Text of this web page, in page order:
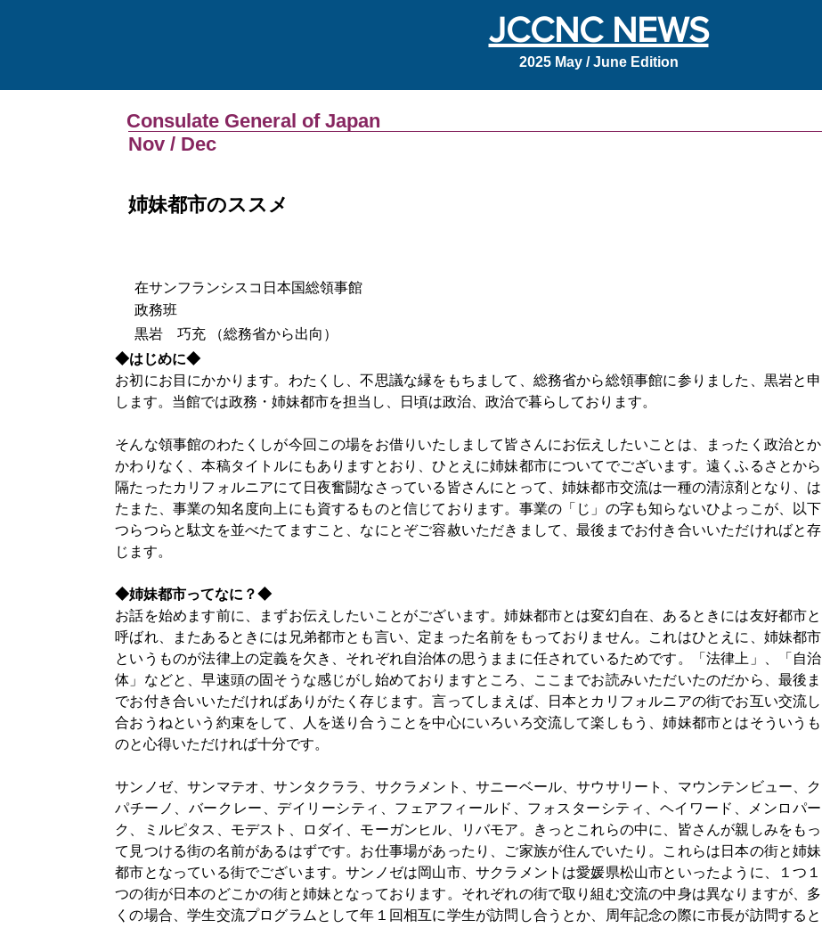
JCCNC NEWS
2025 May / June Edition
Consulate General of Japan
Nov / Dec
姉妹都市のススメ
在サンフランシスコ日本国総領事館
政務班
黒岩 巧充 （総務省から出向）
◆はじめに◆
お初にお目にかかります。わたくし、不思議な縁をもちまして、総務省から総領事館に参りました、黒岩と申
します。当館では政務・姉妹都市を担当し、日頃は政治、政治で暮らしております。
そんな領事館のわたくしが今回この場をお借りいたしまして皆さんにお伝えしたいことは、まったく政治とか
かわりなく、本稿タイトルにもありますとおり、ひとえに姉妹都市についてでございます。遠くふるさとから
隔たったカリフォルニアにて日夜奮闘なさっている皆さんにとって、姉妹都市交流は一種の清涼剤となり、は
たまた、事業の知名度向上にも資するものと信じております。事業の「じ」の字も知らないひよっこが、以下
つらつらと駄文を並べたてますこと、なにとぞご容赦いただきまして、最後までお付き合いいただければと存
じます。
◆姉妹都市ってなに？◆
お話を始めます前に、まずお伝えしたいことがございます。姉妹都市とは変幻自在、あるときには友好都市と
呼ばれ、またあるときには兄弟都市とも言い、定まった名前をもっておりません。これはひとえに、姉妹都市
というものが法律上の定義を欠き、それぞれ自治体の思うままに任されているためです。「法律上」、「自治
体」などと、早速頭の固そうな感じがし始めておりますところ、ここまでお読みいただいたのだから、最後ま
でお付き合いいただければありがたく存じます。言ってしまえば、日本とカリフォルニアの街でお互い交流し
合おうねという約束をして、人を送り合うことを中心にいろいろ交流して楽しもう、姉妹都市とはそういうも
のと心得いただければ十分です。
サンノゼ、サンマテオ、サンタクララ、サクラメント、サニーベール、サウサリート、マウンテンビュー、ク
パチーノ、バークレー、デイリーシティ、フェアフィールド、フォスターシティ、ヘイワード、メンロパー
ク、ミルピタス、モデスト、ロダイ、モーガンヒル、リバモア。きっとこれらの中に、皆さんが親しみをもっ
て見つける街の名前があるはずです。お仕事場があったり、ご家族が住んでいたり。これらは日本の街と姉妹
都市となっている街でございます。サンノゼは岡山市、サクラメントは愛媛県松山市といったように、１つ１
つの街が日本のどこかの街と姉妹となっております。それぞれの街で取り組む交流の中身は異なりますが、多
くの場合、学生交流プログラムとして年１回相互に学生が訪問し合うとか、周年記念の際に市長が訪問すると